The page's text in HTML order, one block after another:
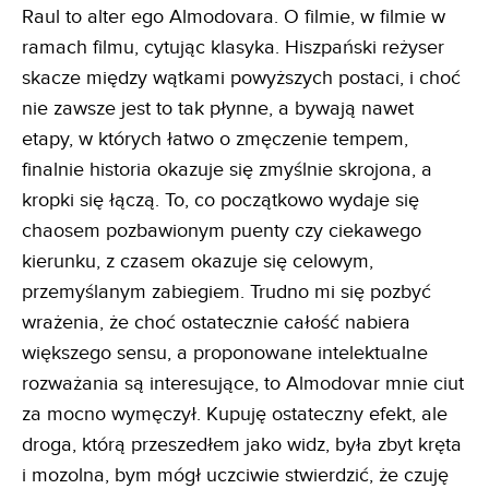
Raul to alter ego Almodovara. O filmie, w filmie w
ramach filmu, cytując klasyka. Hiszpański reżyser
skacze między wątkami powyższych postaci, i choć
nie zawsze jest to tak płynne, a bywają nawet
etapy, w których łatwo o zmęczenie tempem,
finalnie historia okazuje się zmyślnie skrojona, a
kropki się łączą. To, co początkowo wydaje się
chaosem pozbawionym puenty czy ciekawego
kierunku, z czasem okazuje się celowym,
przemyślanym zabiegiem. Trudno mi się pozbyć
wrażenia, że choć ostatecznie całość nabiera
większego sensu, a proponowane intelektualne
rozważania są interesujące, to Almodovar mnie ciut
za mocno wymęczył. Kupuję ostateczny efekt, ale
droga, którą przeszedłem jako widz, była zbyt kręta
i mozolna, bym mógł uczciwie stwierdzić, że czuję